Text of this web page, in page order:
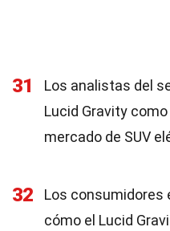
31
Los analistas del
Lucid Gravity
mercado de SUV
32
Los consumidores
cómo el Lucid